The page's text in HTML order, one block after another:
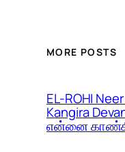
MORE POSTS
EL-ROHI
Kangira
என்னை